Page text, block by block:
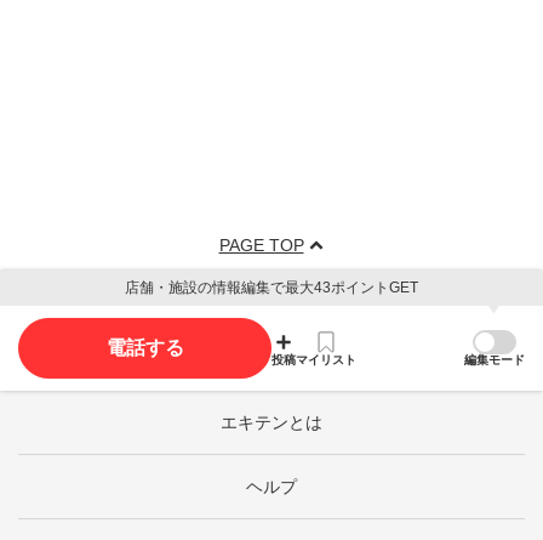
PAGE TOP
店舗・施設の情報編集で最大43ポイントGET
電話する
投稿マイリスト 編集モード
エキテンとは
ヘルプ